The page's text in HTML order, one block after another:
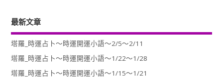
最新文章
塔羅_時運占卜～時運開運小語～2/5～2/11
塔羅_時運占卜～時運開運小語～1/22～1/28
塔羅_時運占卜～時運開運小語～1/15～1/21